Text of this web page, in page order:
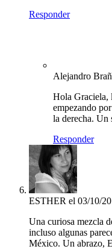
Responder
Alejandro
Hola Graciela,
empezando
la derecha. Un
Responder
ESTHER el 03/10/
Una curiosa mezcla
incluso algunas
México. Un abrazo,